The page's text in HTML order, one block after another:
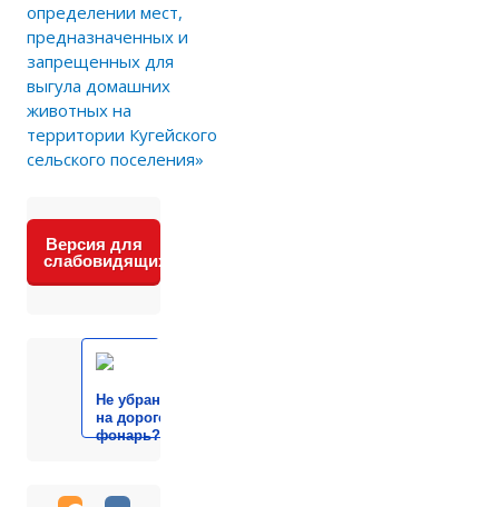
определении мест,
предназначенных и
запрещенных для
выгула домашних
животных на
территории Кугейского
сельского поселения»
Версия для
слабовидящих
Не убран мусор, яма
на дороге, не горит
фонарь?